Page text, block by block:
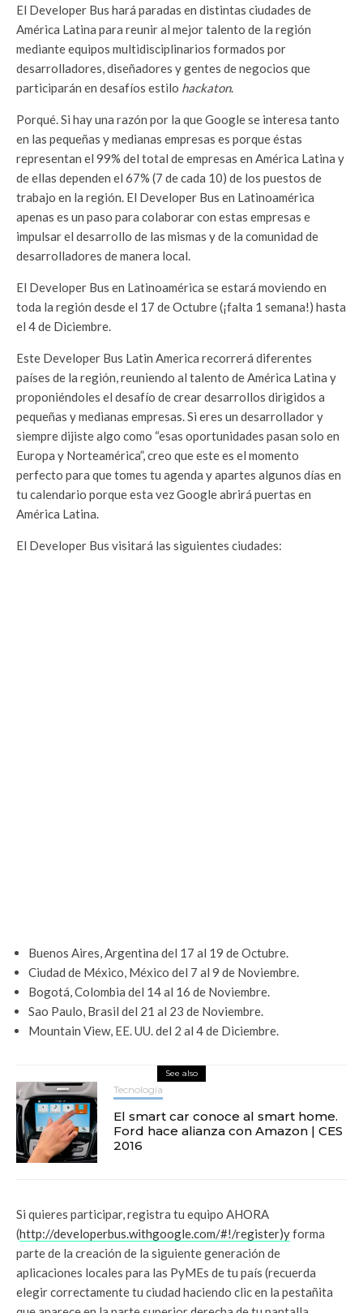
El Developer Bus hará paradas en distintas ciudades de
América Latina para reunir al mejor talento de la región
mediante equipos multidisciplinarios formados por
desarrolladores, diseñadores y gentes de negocios que
participarán en desafíos estilo hackaton.
Porqué. Si hay una razón por la que Google se interesa tanto
en las pequeñas y medianas empresas es porque éstas
representan el 99% del total de empresas en América Latina y
de ellas dependen el 67% (7 de cada 10) de los puestos de
trabajo en la región. El Developer Bus en Latinoamérica
apenas es un paso para colaborar con estas empresas e
impulsar el desarrollo de las mismas y de la comunidad de
desarrolladores de manera local.
El Developer Bus en Latinoamérica se estará moviendo en
toda la región desde el 17 de Octubre (¡falta 1 semana!) hasta
el 4 de Diciembre.
Este Developer Bus Latin America recorrerá diferentes
países de la región, reuniendo al talento de América Latina y
proponiéndoles el desafío de crear desarrollos dirigidos a
pequeñas y medianas empresas. Si eres un desarrollador y
siempre dijiste algo como “esas oportunidades pasan solo en
Europa y Norteamérica”, creo que este es el momento
perfecto para que tomes tu agenda y apartes algunos días en
tu calendario porque esta vez Google abrirá puertas en
América Latina.
El Developer Bus visitará las siguientes ciudades:
Buenos Aires, Argentina del 17 al 19 de Octubre.
Ciudad de México, México del 7 al 9 de Noviembre.
Bogotá, Colombia del 14 al 16 de Noviembre.
Sao Paulo, Brasil del 21 al 23 de Noviembre.
Mountain View, EE. UU. del 2 al 4 de Diciembre.
See also
Tecnología
El smart car conoce al smart home.
Ford hace alianza con Amazon | CES
2016
Si quieres participar, registra tu equipo AHORA
(http://developerbus.withgoogle.com/#!/register)yforma
parte de la creación de la siguiente generación de
aplicaciones locales para las PyMEs de tu país (recuerda
elegir correctamente tu ciudad haciendo clic en la pestañita